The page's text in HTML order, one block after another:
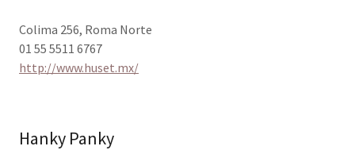
Colima 256, Roma Norte
01 55 5511 6767
http://www.huset.mx/
Hanky Panky